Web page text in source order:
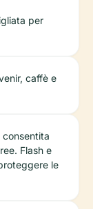
per
caffè e
Flash e
le